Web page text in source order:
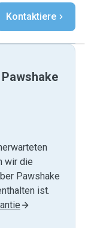
Kontaktiere
wir die
Pawshake
ist.